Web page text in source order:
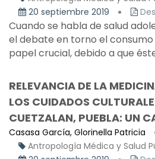
20 septiembre 2019
Cuando se habla de salud
el debate en torno el
papel crucial, debido a que
RELEVANCIA DE LA
LOS CUIDADOS
CUETZALAN, PUEBLA: UN
Casasa García, Glorinella Patricia
Antropología Médica y Salud